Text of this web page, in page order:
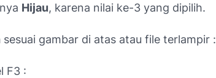
Hijau, karena nilai ke-3 yang dipilih.
sesuai gambar di atas atau file terlampir :
F3 :